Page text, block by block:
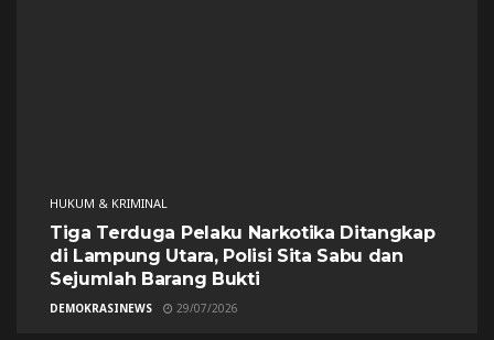
HUKUM & KRIMINAL
Tiga Terduga Pelaku Narkotika Ditangkap
di Lampung Utara, Polisi Sita Sabu dan
Sejumlah Barang Bukti
DEMOKRASINEWS 29/07/2026